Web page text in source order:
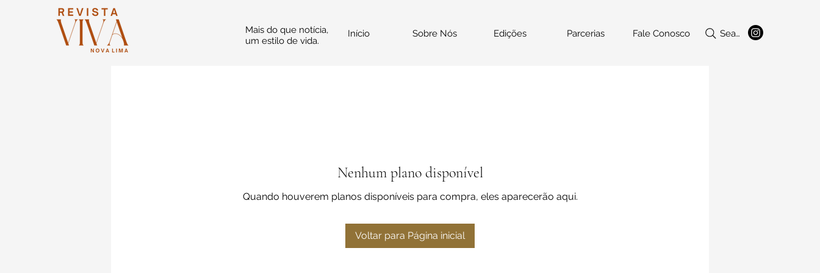
Mais do que notícia,
um estilo de vida.
Início Sobre Nós Edições Parcerias Fale Conosco Search ...
Nenhum plano disponível
Quando houverem planos disponíveis para compra, eles aparecerão aqui.
Voltar para Página inicial